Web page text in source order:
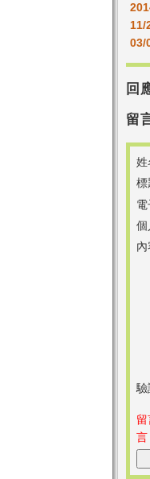
11/
03/
回
留
姓
標
個
內
驗
言